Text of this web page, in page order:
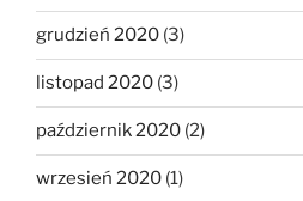
grudzień 2020 (3)
listopad 2020 (3)
październik 2020 (2)
wrzesień 2020 (1)